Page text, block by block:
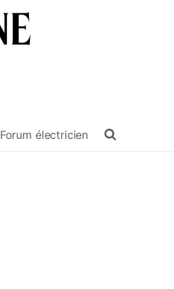
Forum électricien